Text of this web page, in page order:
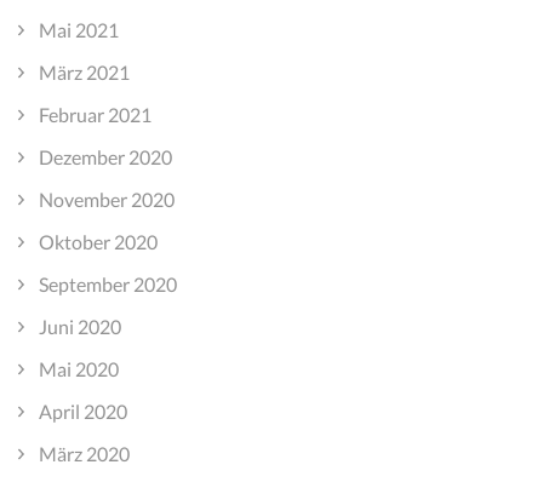
Mai 2021
März 2021
Februar 2021
Dezember 2020
November 2020
Oktober 2020
September 2020
Juni 2020
Mai 2020
April 2020
März 2020